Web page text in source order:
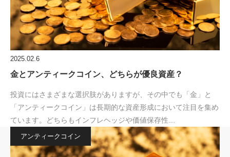
2025.02.6
金とアンティークコイン、どちらが優良資産？
投資にはさまざまな選択肢がありますが、その中でも「金」と
「アンティークコイン」は長期的な資産形成において注目を集め
ています。どちらもインフレヘッジや価値保存性…
アンティークコイン